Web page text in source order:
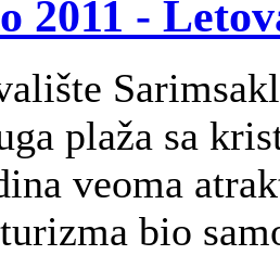
2011 -
plaža sa
veoma
bio